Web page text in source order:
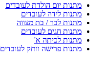
מתנות יום הולדת לעובדים
מתנות לידה לעובדים
מתנות לבר / בת מצווה
מתנות חגים לעובדים
מתנות לכיתה א'
מתנות פרישה וותק לעובדים